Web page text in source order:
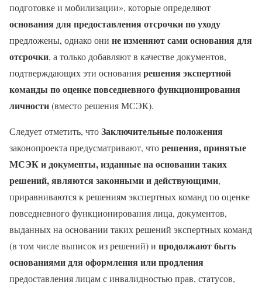
подготовке и мобилизации», которые определяют
основания для предоставления отсрочки по уходу
предложены, однако они не изменяют сами основания для
отсрочки, а только добавляют в качестве документов,
подтверждающих эти основаниярешения экспертной
команды по оценке повседневного функционирования
личности(вместо решения МСЭК).
Следует отметить, чтоЗаключительные положения
законопроекта предусматривают, чторешения, принятые
МСЭК и документы, изданные на основании таких
решений, являются законными и действующими,
приравниваются к решениям экспертных команд по оценке
повседневного функционирования лица, документов,
выданных на основании таких решений экспертных команд
(в том числе выписок из решений) и продолжают быть
основаниями для оформления или продления
предоставления лицам с инвалидностью прав, статусов,